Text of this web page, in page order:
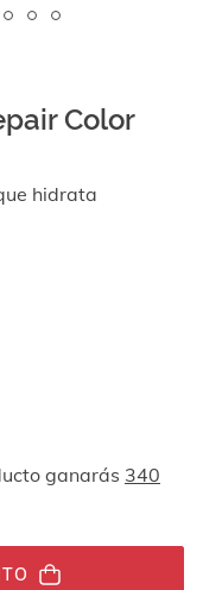
Color
hidrata
ganarás 340